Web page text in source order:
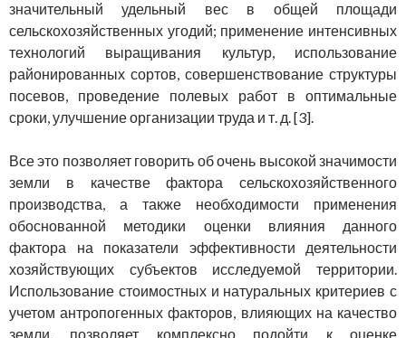
значительный удельный вес в общей площади
сельскохозяйственных угодий; применение интенсивных
технологий выращивания культур, использование
районированных сортов, совершенствование структуры
посевов, проведение полевых работ в оптимальные
сроки, улучшение организации труда и т. д. [3].
Все это позволяет говорить об очень высокой значимости
земли в качестве фактора сельскохозяйственного
производства, а также необходимости применения
обоснованной методики оценки влияния данного
фактора на показатели эффективности деятельности
хозяйствующих субъектов исследуемой территории.
Использование стоимостных и натуральных критериев с
учетом антропогенных факторов, влияющих на качество
земли, позволяет комплексно подойти к оценке